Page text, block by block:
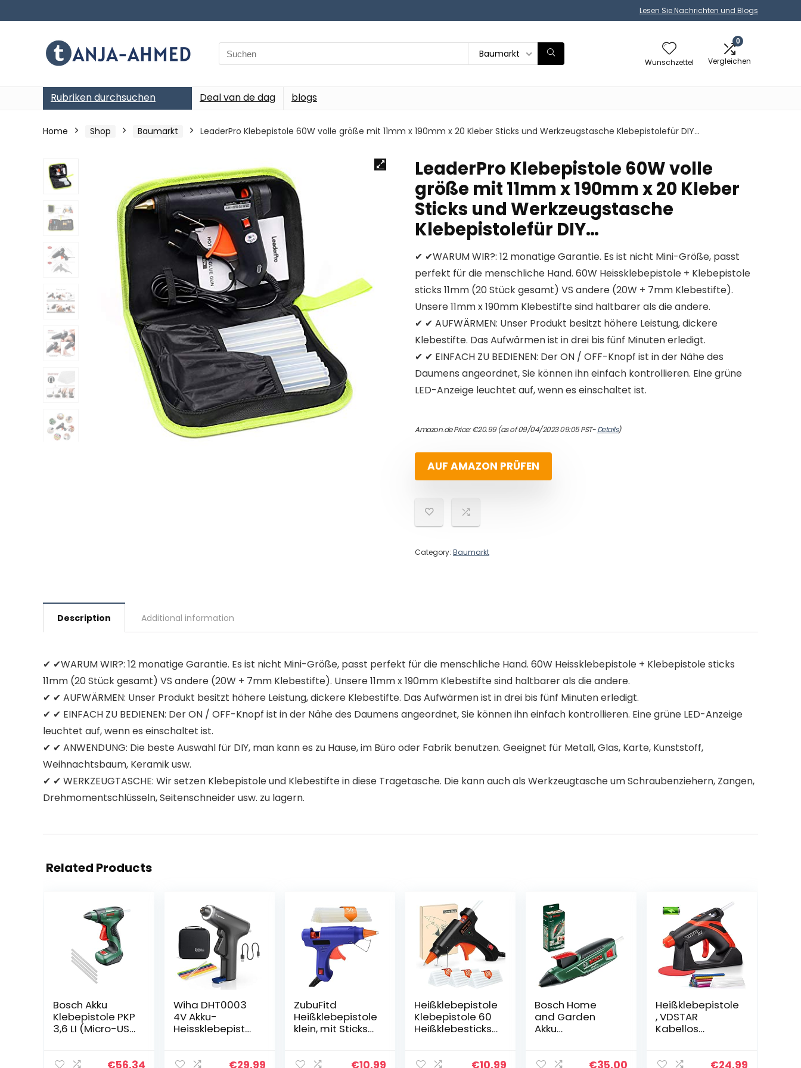
Lesen Sie Nachrichten und Blogs
Search
for:
Baumarkt
Wunschzettel
0
Vergleichen
Rubriken durchsuchen Deal van de dag blogs
Home Shop Baumarkt LeaderPro Klebepistole 60W volle größe mit 11mm x 190mm x 20 Kleber Sticks und Werkzeugstasche Klebepistolefür DIY…
LeaderPro Klebepistole 60W volle
größe mit 11mm x 190mm x 20 Kleber
Sticks und Werkzeugstasche
Klebepistolefür DIY…
✔ ✔WARUM WIR?: 12 monatige Garantie. Es ist nicht Mini-Größe, passt
perfekt für die menschliche Hand. 60W Heissklebepistole + Klebepistole
sticks 11mm (20 Stück gesamt) VS andere (20W + 7mm Klebestifte).
Unsere 11mm x 190mm Klebestifte sind haltbarer als die andere.
✔ ✔ AUFWÄRMEN: Unser Produkt besitzt höhere Leistung, dickere
Klebestifte. Das Aufwärmen ist in drei bis fünf Minuten erledigt.
✔ ✔ EINFACH ZU BEDIENEN: Der ON / OFF-Knopf ist in der Nähe des
Daumens angeordnet, Sie können ihn einfach kontrollieren. Eine grüne
LED-Anzeige leuchtet auf, wenn es einschaltet ist.
Amazon.de Price:€20.99(as of 09/04/2023 09:05 PST-Details)
AUF AMAZON PRÜFEN
Category: Baumarkt
Description Additional information
✔ ✔WARUM WIR?: 12 monatige Garantie. Es ist nicht Mini-Größe, passt perfekt für die menschliche Hand. 60W Heissklebepistole + Klebepistole sticks
11mm (20 Stück gesamt) VS andere (20W + 7mm Klebestifte). Unsere 11mm x 190mm Klebestifte sind haltbarer als die andere.
✔ ✔ AUFWÄRMEN: Unser Produkt besitzt höhere Leistung, dickere Klebestifte. Das Aufwärmen ist in drei bis fünf Minuten erledigt.
✔ ✔ EINFACH ZU BEDIENEN: Der ON / OFF-Knopf ist in der Nähe des Daumens angeordnet, Sie können ihn einfach kontrollieren. Eine grüne LED-Anzeige
leuchtet auf, wenn es einschaltet ist.
✔ ✔ ANWENDUNG: Die beste Auswahl für DIY, man kann es zu Hause, im Büro oder Fabrik benutzen. Geeignet für Metall, Glas, Karte, Kunststoff,
Weihnachtsbaum, Keramik usw.
✔ ✔ WERKZEUGTASCHE: Wir setzen Klebepistole und Klebestifte in diese Tragetasche. Die kann auch als Werkzeugtasche um Schraubenziehern, Zangen,
Drehmomentschlüsseln, Seitenschneider usw. zu lagern.
Related Products
Bosch Akku
Klebepistole PKP
3,6 LI (Micro-USB
Power (3,6 V))
€56.34
Wiha DHT0003
4V Akku-
Heissklebepistol
€29.99
ZubuFitd
Heißklebepistole
klein, mit Sticks
schnelles
€10.99
Heißklebepistole
Klebepistole 60
Heißklebesticks
DIY Kleine
€10.99
Bosch Home
and Garden
Akku
USB-Ladegerät,
€35.00
Heißklebepistole
, VDSTAR
Kabellos
Lithium-Batterie,
€24.99